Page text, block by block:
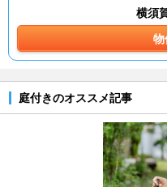
横須
物
庭付きのオススメ記事